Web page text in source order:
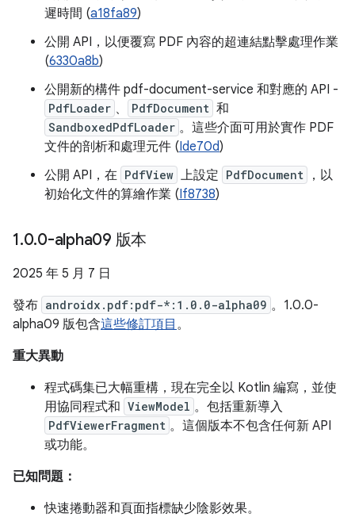
遲時間 (a18fa89)
公開 API，以便覆寫 PDF 內容的超連結點擊處理作業
(6330a8b)
公開新的構件 pdf-document-service 和對應的 API -
PdfLoader 、 PdfDocument 和
SandboxedPdfLoader 。這些介面可用於實作 PDF
文件的剖析和處理元件 (Ide70d)
公開 API，在 PdfView 上設定 PdfDocument
，以
初始化文件的算繪作業 (If8738)
1.0.0-alpha09 版本
2025 年 5 月 7 日
發布 androidx.pdf:pdf-*:1.0.0-alpha09 。1.0.0-
alpha09 版包含這些修訂項目 。
重大異動
程式碼集已大幅重構，現在完全以 Kotlin 編寫，並使
用協同程式和 ViewModel 。包括重新導入
PdfViewerFragment 。這個版本不包含任何新 API
或功能。
已知問題：
快速捲動器和頁面指標缺少陰影效果。